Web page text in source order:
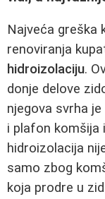
Najveća greška
renoviranja
hidroizolaciju.
donje delove
njegova svrha
i plafon komšija
hidroizolacija
samo zbog
koja prodre u